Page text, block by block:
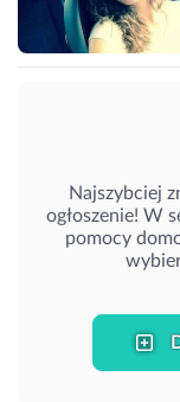
Najszybciej
ogłoszenie! W
pomocy